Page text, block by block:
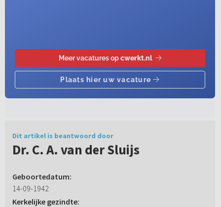
Dit artikel is beantwoord door
Dr. C. A. van der Sluijs
Geboortedatum:
14-09-1942
Kerkelijke gezindte: